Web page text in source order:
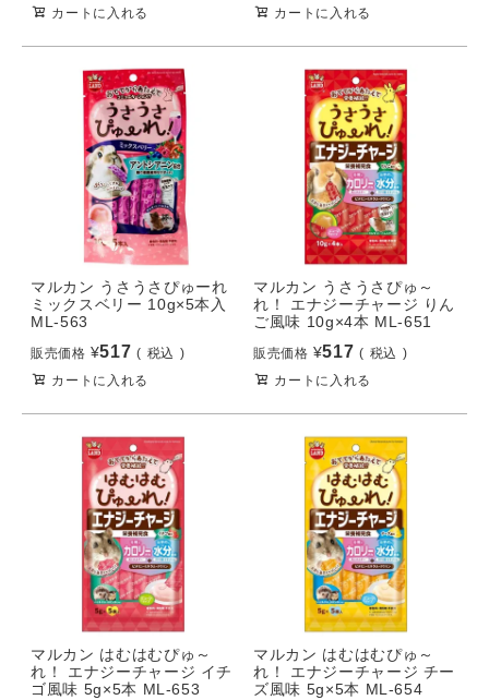
カートに入れる
カートに入れる
マルカン うさうさぴゅーれ
ミックスベリー 10g×5本入
ML-563
販売価格 ¥517
税込
カートに入れる
マルカン うさうさぴゅ～
れ！ エナジーチャージ りん
ご風味 10g×4本 ML-651
販売価格 ¥517
税込
カートに入れる
マルカン はむはむぴゅ～
れ！ エナジーチャージ イチ
ゴ風味 5g×5本 ML-653
マルカン はむはむぴゅ～
れ！ エナジーチャージ チー
ズ風味 5g×5本 ML-654